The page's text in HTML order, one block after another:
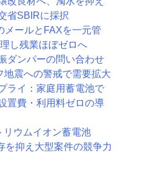
省SBIRに採択
メールとFAXを一元管
し残業ほぼゼロへ
ダンパーの問い合わせ
地震への警戒で需要拡大
ライ：家庭用蓄電池で
置費・利用料ゼロの導
ウムイオン蓄電池
を抑え大型案件の競争力